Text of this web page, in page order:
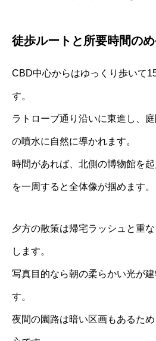
徒歩ルートと所要時間の
CBD中心からはゆっくり歩いて
す。
ラトローブ通り沿いに東進し、
の噴水に自然に導かれます。
時間があれば、北側の博物館を
を一周すると全体像が掴めます。
夕方の散策は帰宅ラッシュと重
します。
写真目的なら朝の柔らかい光が
す。
夜間の園路は暗い区画もあるた